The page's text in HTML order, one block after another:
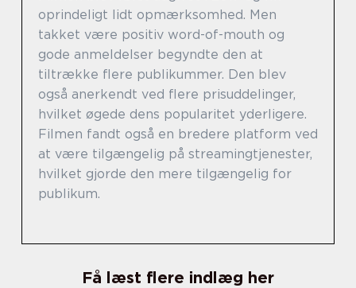
oprindeligt lidt opmærksomhed. Men
takket være positiv word-of-mouth og
gode anmeldelser begyndte den at
tiltrække flere publikummer. Den blev
også anerkendt ved flere prisuddelinger,
hvilket øgede dens popularitet yderligere.
Filmen fandt også en bredere platform ved
at være tilgængelig på streamingtjenester,
hvilket gjorde den mere tilgængelig for
publikum.
Få læst flere indlæg her